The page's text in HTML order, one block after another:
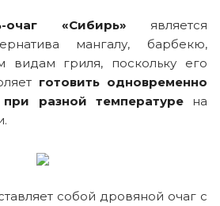
очаг «Сибирь» является
мангалу, барбекю,
видам гриля, поскольку его
готовить одновременно
разной температурена
собой дровяной очаг с